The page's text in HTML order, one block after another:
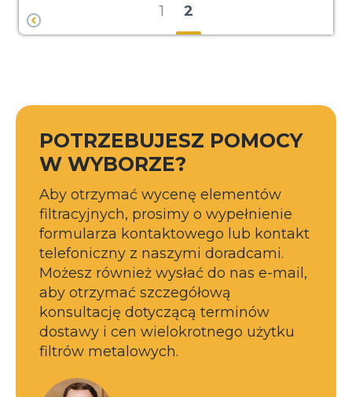
poprzednia
1 2
POTRZEBUJESZ POMOCY
W WYBORZE?
Aby otrzymać wycenę elementów
filtracyjnych, prosimy o wypełnienie
formularza kontaktowego lub kontakt
telefoniczny z naszymi doradcami.
Możesz również wysłać do nas e-mail,
aby otrzymać szczegółową
konsultację dotyczącą terminów
dostawy i cen wielokrotnego użytku
filtrów metalowych.